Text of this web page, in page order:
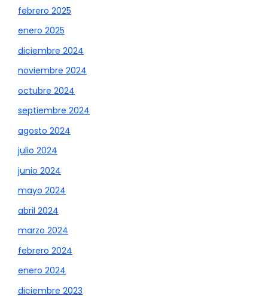
febrero 2025
enero 2025
diciembre 2024
noviembre 2024
octubre 2024
septiembre 2024
agosto 2024
julio 2024
junio 2024
mayo 2024
abril 2024
marzo 2024
febrero 2024
enero 2024
diciembre 2023